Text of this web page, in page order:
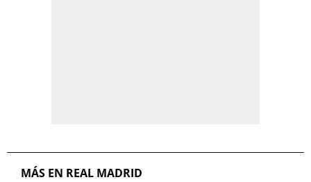
MÁS EN REAL MADRID